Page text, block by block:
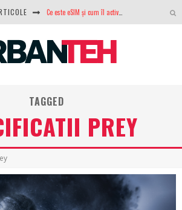
Ce este eSIM și cum îl activezi pe telefon? Ghid complet pentru Android și iPhone
Analiza producției fotovoltaice în România – cât produce un sistem solar pe timp de iarnă?
GTA VI poate fi precomandat oficial. Rockstar dezvăluie edițiile oficiale și bonusurile pe care le primești
TAGGED
PREY